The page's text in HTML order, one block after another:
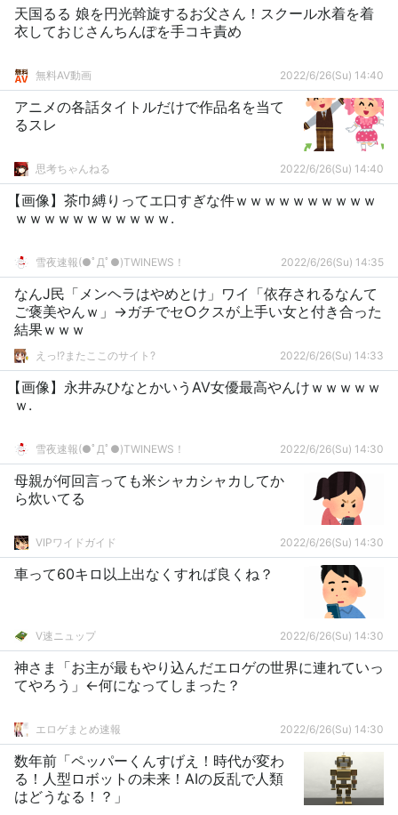
天国るる 娘を円光斡旋するお父さん！スクール水着を着
衣しておじさんちんぽを手コキ責め
無料AV動画 2022/6/26(Su) 14:40
アニメの各話タイトルだけで作品名を当て
るスレ
思考ちゃんねる 2022/6/26(Su) 14:40
【画像】茶巾縛りってエ口すぎな件ｗｗｗｗｗｗｗｗｗｗ
ｗｗｗｗｗｗｗｗｗｗｗ.
雪夜速報(●ﾟДﾟ●)TWINEWS！ 2022/6/26(Su) 14:35
なんJ民「メンヘラはやめとけ」ワイ「依存されるなんて
ご褒美やんｗ」→ガチでセ○クスが上手い女と付き合った
結果ｗｗｗ
えっ!?またここのサイト? 2022/6/26(Su) 14:33
【画像】永井みひなとかいうAV女優最高やんけｗｗｗｗｗ
ｗ.
雪夜速報(●ﾟДﾟ●)TWINEWS！ 2022/6/26(Su) 14:30
母親が何回言っても米シャカシャカしてか
ら炊いてる
VIPワイドガイド 2022/6/26(Su) 14:30
車って60キロ以上出なくすれば良くね？
V速ニュップ 2022/6/26(Su) 14:30
神さま「お主が最もやり込んだエロゲの世界に連れていっ
てやろう」←何になってしまった？
エロゲまとめ速報 2022/6/26(Su) 14:30
数年前「ペッパーくんすげえ！時代が変わ
る！人型ロボットの未来！AIの反乱で人類
はどうなる！？」